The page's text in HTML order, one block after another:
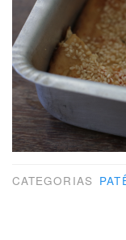
CATEGORIAS